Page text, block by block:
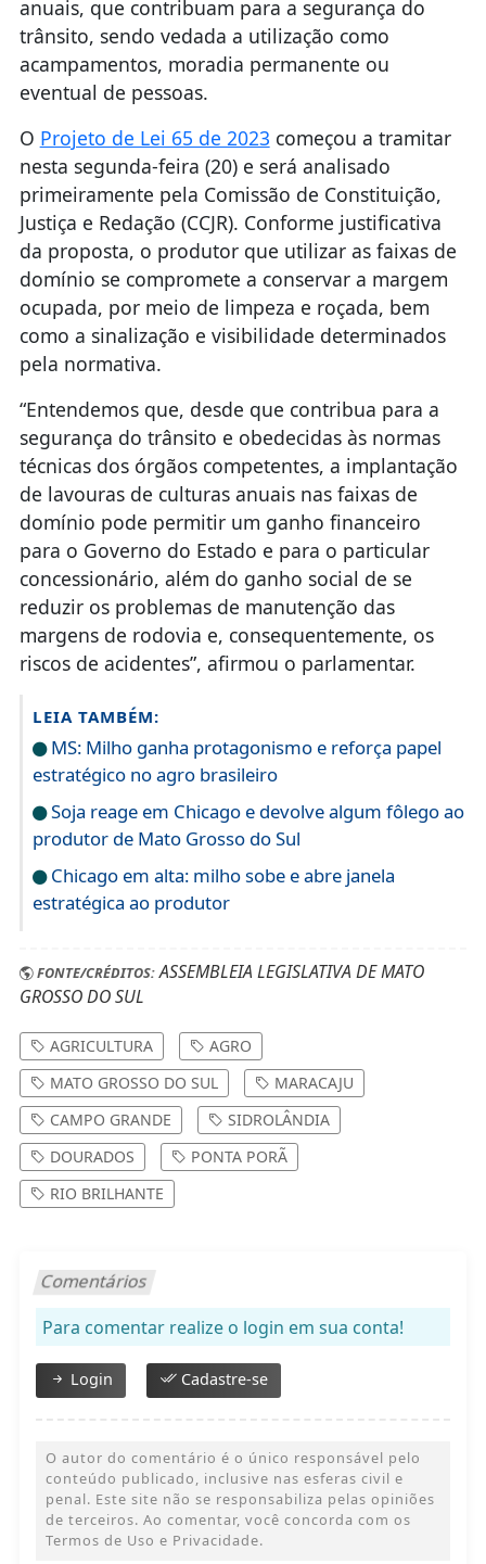
trânsito, sendo vedada a utilização como
acampamentos, moradia permanente ou
eventual de pessoas.
O Projeto de Lei 65 de 2023 começou a tramitar
nesta segunda-feira (20) e será analisado
primeiramente pela Comissão de Constituição,
Justiça e Redação (CCJR). Conforme justificativa
da proposta, o produtor que utilizar as faixas de
domínio se compromete a conservar a margem
ocupada, por meio de limpeza e roçada, bem
como a sinalização e visibilidade determinados
pela normativa.
“Entendemos que, desde que contribua para a
segurança do trânsito e obedecidas às normas
técnicas dos órgãos competentes, a implantação
de lavouras de culturas anuais nas faixas de
domínio pode permitir um ganho financeiro
para o Governo do Estado e para o particular
concessionário, além do ganho social de se
reduzir os problemas de manutenção das
margens de rodovia e, consequentemente, os
riscos de acidentes”, afirmou o parlamentar.
LEIA TAMBÉM:
MS: Milho ganha protagonismo e reforça papel
estratégico no agro brasileiro
Soja reage em Chicago e devolve algum fôlego ao
produtor de Mato Grosso do Sul
Chicago em alta: milho sobe e abre janela
estratégica ao produtor
FONTE/CRÉDITOS:
ASSEMBLEIA LEGISLATIVA DE MATO
GROSSO DO SUL
AGRICULTURA
AGRO
MATO GROSSO DO SUL
MARACAJU
CAMPO GRANDE
SIDROLÂNDIA
DOURADOS
PONTA PORÃ
RIO BRILHANTE
Comentários
Para comentar realize o login em sua conta!
Login Cadastre-se
O autor do comentário é o único responsável pelo
conteúdo publicado, inclusive nas esferas civil e
penal. Este site não se responsabiliza pelas opiniões
de terceiros. Ao comentar, você concorda com os
Termos de Uso e Privacidade.